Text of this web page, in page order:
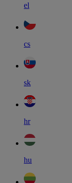
el
cs
sk
hr
hu